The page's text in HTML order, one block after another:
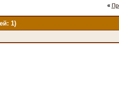
«
1)